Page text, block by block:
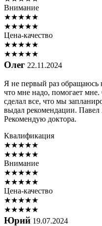
Внимание
★★★★★
★★★★★
Цена-качество
★★★★★
★★★★★
Олег 22.11.2024
Я не первый раз обращаюсь
что мне надо, помогает
сделал все, что мы
выдал рекомендации.
Рекомендую доктора.
Квалификация
★★★★★
★★★★★
Внимание
★★★★★
★★★★★
Цена-качество
★★★★★
★★★★★
Юрий 19.07.2024